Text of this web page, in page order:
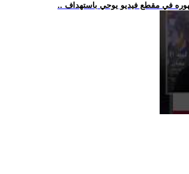
ظهوره في مقطع فيديو يوحي باستهداف